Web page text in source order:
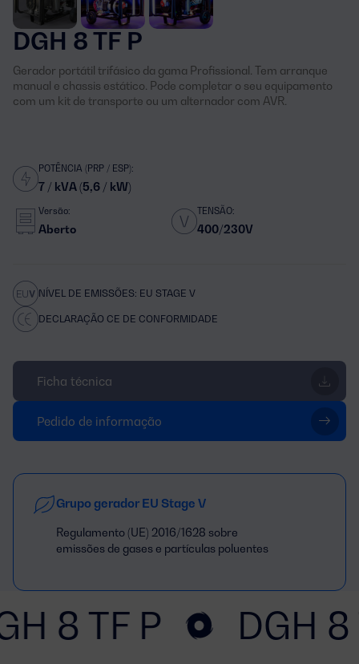
DGH 8 TF P
Gerador portátil trifásico da gama Profissional. Tem arranque
manual e chassis estático. Pode completar o seu equipamento
com um kit de transporte ou um alternador com AVR.
POTÊNCIA (PRP / ESP):
7 / kVA (5,6 / kW)
Versão:
Aberto
TENSÃO:
400/230V
NÍVEL DE EMISSÕES: EU STAGE V
DECLARAÇÃO CE DE CONFORMIDADE
Ficha técnica
Pedido de informação
Grupo gerador EU Stage V
Regulamento (UE) 2016/1628 sobre
emissões de gases e partículas poluentes
8 TF P DGH 8